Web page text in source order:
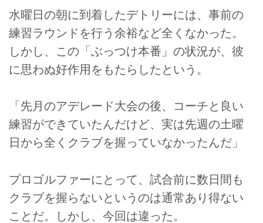
水曜日の朝に到着したデトリーには、事前の
練習ラウンドを行う余裕など全くなかった。
しかし、この「ぶっつけ本番」の状況が、彼
に思わぬ好作用をもたらしたという。
「先月のアデレード大会の後、コーチと良い
練習ができていたんだけど、実は先週の土曜
日から全くクラブを握っていなかったんだ」
プロゴルファーにとって、試合前に数日間も
クラブを握らないというのは通常あり得ない
ことだ。しかし、今回は違った。